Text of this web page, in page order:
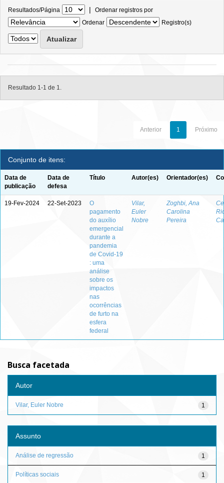
Resultados/Página | Ordenar registros por
Ordenar
Registro(s)
Resultado 1-1 de 1.
Anterior 1 Próximo
Conjunto de itens:
Data de
publicação
Data de
defesa
Título Autor(es) Orientador(es)
19-Fev-2024 22-Set-2023
O
pagamento
do auxílio
emergencial
durante a
pandemia
de Covid-19
: uma
análise
sobre os
impactos
nas
ocorrências
de furto na
esfera
federal
Vilar,
Euler
Nobre
Zoghbi, Ana
Carolina
Pereira
Busca facetada
Autor
1
Vilar, Euler Nobre
Assunto
1
Análise de regressão
1
Políticas sociais